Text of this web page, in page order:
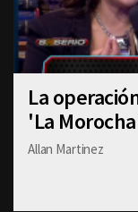
La
'La
Allan Martinez